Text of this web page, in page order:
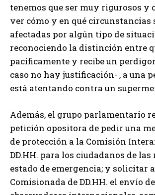
tenemos que ser muy rigurosos y
ver cómo y en qué circunstancias
afectadas por algún tipo de
reconociendo la distinción entre
pacíficamente y recibe un
caso no hay justificación- , a una
está atentando contra un
Además, el grupo parlamentario
petición opositora de pedir una
de protección a la Comisión
DD.HH. para los ciudadanos de las
estado de emergencia; y solicitar
Comisionada de DD.HH. el envío de